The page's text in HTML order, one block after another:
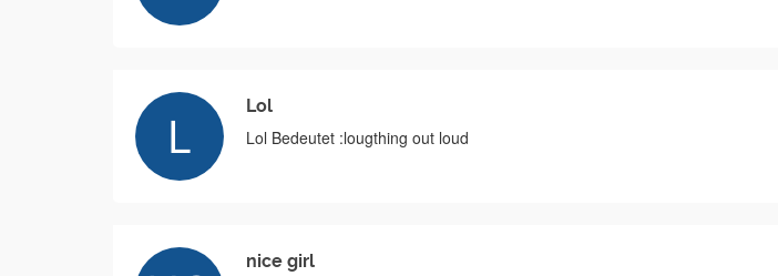
Lol
Lol Bedeutet :lougthing out loud
nice girl